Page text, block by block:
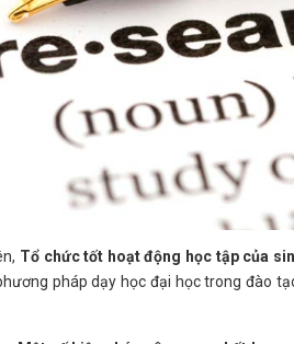
Tổ chức tốt hoạt động học tập của
pháp dạy học đại học trong đào